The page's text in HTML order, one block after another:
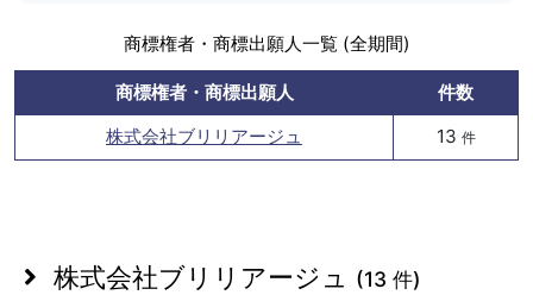
商標権者・商標出願人一覧 (全期間)
商標権者・商標出願人
件数
株式会社ブリリアージュ
13 件
株式会社ブリリアージュ (13 件)